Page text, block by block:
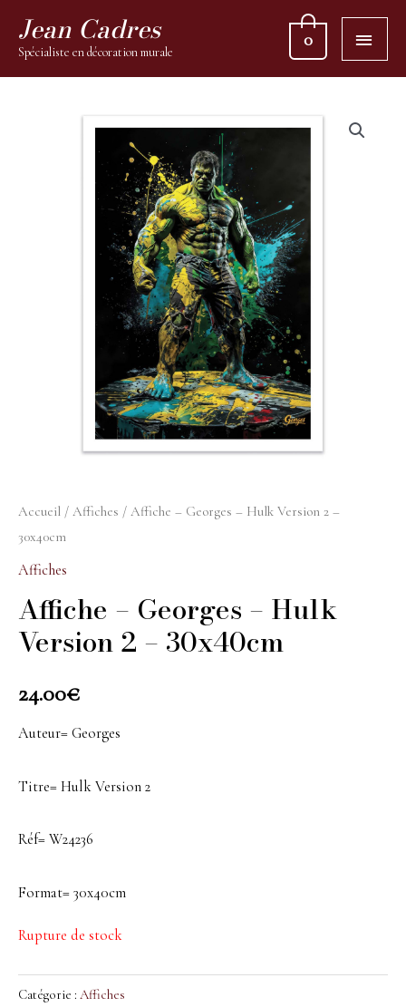
Jean Cadres
Spécialiste en décoration murale
0
Accueil / Affiches / Affiche – Georges – Hulk Version 2 –
30x40cm
Affiches
Affiche – Georges – Hulk
Version 2 – 30x40cm
24.00€
Auteur= Georges
Titre= Hulk Version 2
Réf= W24236
Format= 30x40cm
Rupture de stock
Catégorie : Affiches